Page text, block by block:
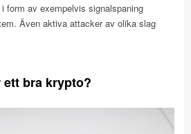
form av exempelvis signalspaning
Även aktiva attacker av olika slag
ett bra krypto?